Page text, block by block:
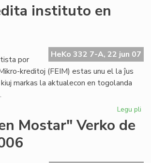
instituto en
HeKo 332 7-A, 22 jun 07
por
kreditoj (FEIM) estas unu el la ĵus
markas la aktualecon en togolanda
Legu pli
Mostar" Verko de